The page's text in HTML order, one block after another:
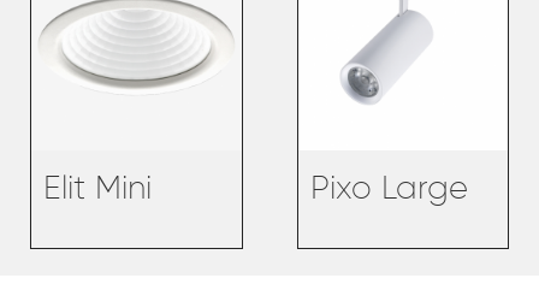
Elit Mini Pixo Large